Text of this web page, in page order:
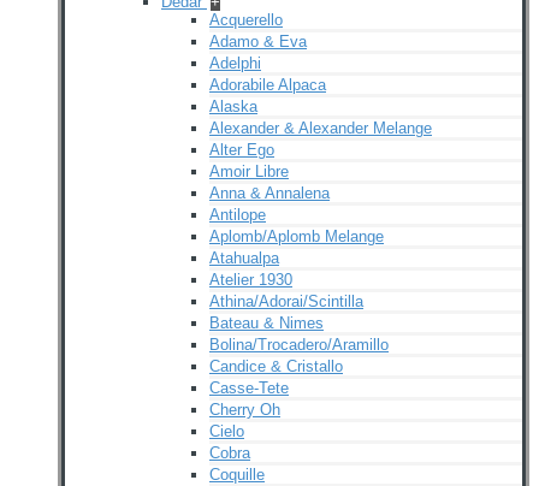
Acquerello
Adamo & Eva
Adelphi
Adorabile Alpaca
Alaska
Alexander & Alexander Melange
Alter Ego
Amoir Libre
Anna & Annalena
Antilope
Aplomb/Aplomb Melange
Atahualpa
Atelier 1930
Athina/Adorai/Scintilla
Bateau & Nimes
Bolina/Trocadero/Aramillo
Candice & Cristallo
Casse-Tete
Cherry Oh
Cielo
Cobra
Coquille